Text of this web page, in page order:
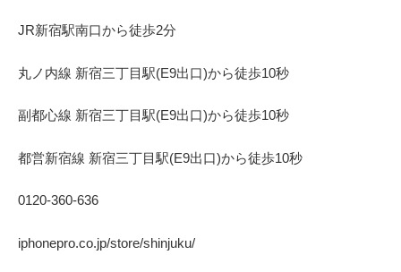
JR新宿駅南口から徒歩2分
丸ノ内線 新宿三丁目駅(E9出口)から徒歩10秒
副都心線 新宿三丁目駅(E9出口)から徒歩10秒
都営新宿線 新宿三丁目駅(E9出口)から徒歩10秒
0120-360-636
iphonepro.co.jp/store/shinjuku/